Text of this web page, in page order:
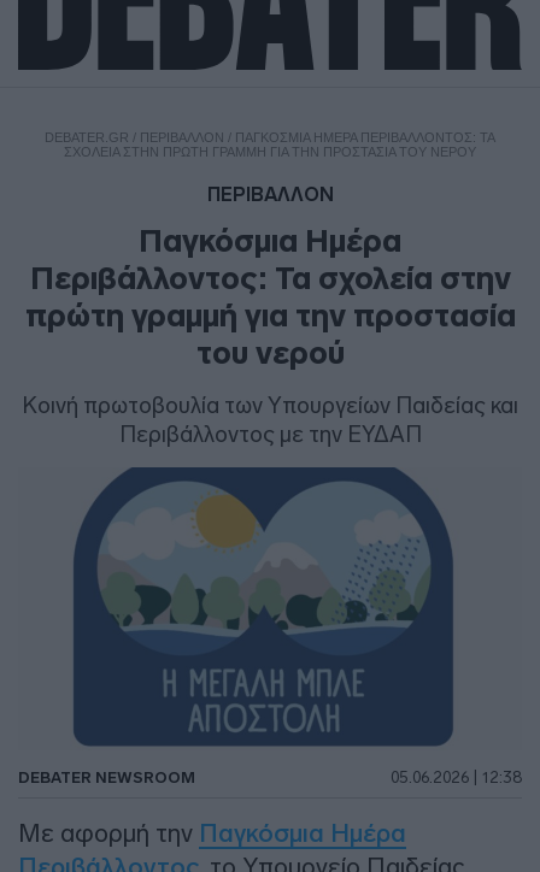
DEBATER.GR / ΠΕΡΙΒΑΛΛΟΝ / ΠΑΓΚΌΣΜΙΑ ΗΜΈΡΑ ΠΕΡΙΒΆΛΛΟΝΤΟΣ: ΤΑ
ΣΧΟΛΕΊΑ ΣΤΗΝ ΠΡΏΤΗ ΓΡΑΜΜΉ ΓΙΑ ΤΗΝ ΠΡΟΣΤΑΣΊΑ ΤΟΥ ΝΕΡΟΎ
ΠΕΡΙΒΑΛΛΟΝ
Παγκόσμια Ημέρα
Περιβάλλοντος: Τα σχολεία στην
πρώτη γραμμή για την προστασία
του νερού
Κοινή πρωτοβουλία των Υπουργείων Παιδείας και
Περιβάλλοντος με την ΕΥΔΑΠ
DEBATER NEWSROOM 05.06.2026 | 12:38
Με αφορμή την Παγκόσμια Ημέρα